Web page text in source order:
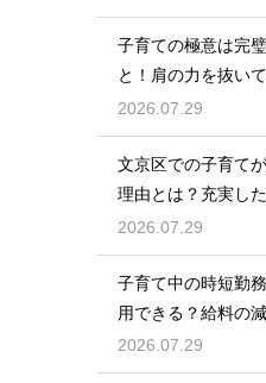
作りと注意点
子育ての極意は完
と！肩の力を抜い
尊重しながら笑顔
ためのマインド
2026.07.29
文京区での子育て
理由とは？充実し
援制度を活用して
児をする術
2026.07.29
子育て中の時短勤
用できる？給料の
への影響を考慮し
のポイント
2026.07.29